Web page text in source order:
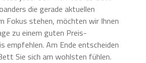
die gerade aktuellen
Fokus stehen, möchten wir Ihnen
zu einem guten Preis-
empfehlen. Am Ende entscheiden
Sie sich am wohlsten fühlen.